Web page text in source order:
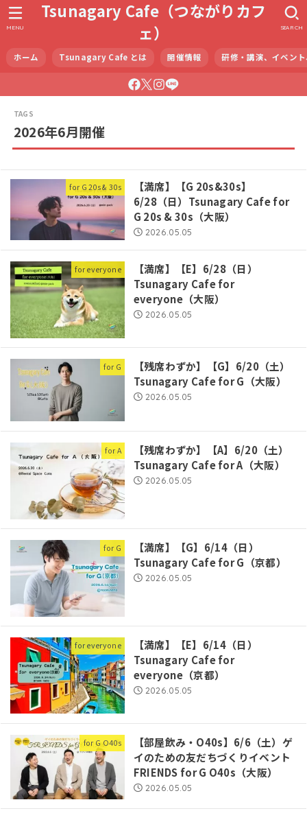
Tsunagary Cafe（つながりカフ
ェ）
ホーム Tsunagary Cafe とは 開催情報 研修・講演、イベン
SEARCH
MENU
2026年6月開催
for G 20s & 30s
【満席】【G 20s&30s】
6/28（日）Tsunagary Cafe for
G 20s & 30s（大阪）
2026.05.05
for everyone
【満席】【E】6/28（日）
Tsunagary Cafe for
everyone（大阪）
2026.05.05
for G
【残席わずか】【G】6/20（土）
Tsunagary Cafe for G（大阪）
2026.05.05
for A
【残席わずか】【A】6/20（土）
Tsunagary Cafe for A（大阪）
2026.05.05
for G
【満席】【G】6/14（日）
Tsunagary Cafe for G（京都）
2026.05.05
for everyone
【満席】【E】6/14（日）
Tsunagary Cafe for
everyone（京都）
2026.05.05
for G O40s
【部屋飲み・O40s】6/6（土）ゲ
イのための友だちづくりイベント
FRIENDS for G O40s（大阪）
2026.05.05